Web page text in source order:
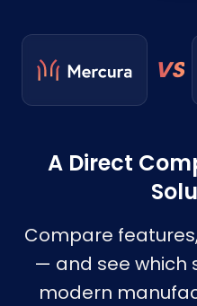
VS
A Direct
Compare
— and see which
modern